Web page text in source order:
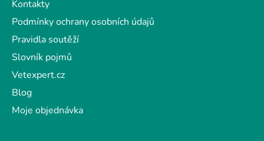
Kontakty
Podmínky ochrany osobních údajů
Pravidla soutěží
Slovník pojmů
Vetexpert.cz
Blog
Moje objednávka